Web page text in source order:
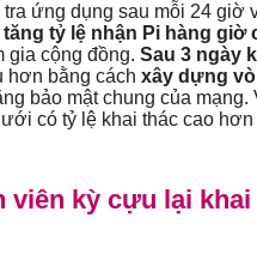
ứng dụng sau mỗi 24 giờ
tăng tỷ lệ nhận Pi hàng giờ
gia cộng đồng. Sau 3 ngày
hơn bằng cách xây dựng
bảo mật chung của
có tỷ lệ khai thác cao
viên kỳ cựu lại